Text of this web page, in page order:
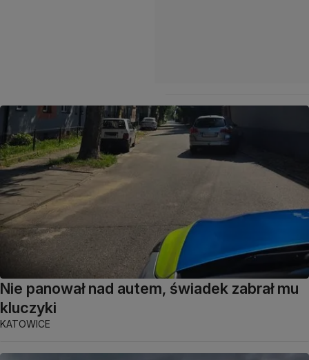
Nie panował nad autem, świadek zabrał mu
kluczyki
KATOWICE